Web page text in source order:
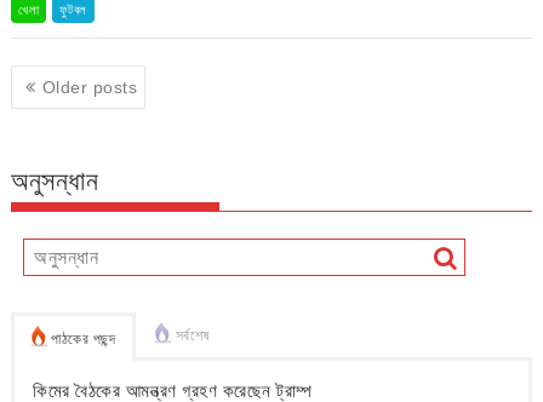
খেলা ফুটবল
Posts
navigation
Older posts
অনুসন্ধান
পাঠকের পছন্দ সর্বশেষ
কিমের বৈঠকের আমন্ত্রণ গ্রহণ করেছেন ট্রাম্প